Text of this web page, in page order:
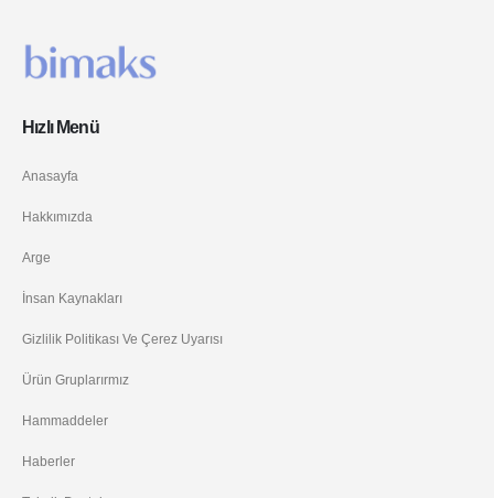
Hızlı Menü
Anasayfa
Hakkımızda
Arge
İnsan Kaynakları
Gizlilik Politikası Ve Çerez Uyarısı
Ürün Gruplarırmız
Hammaddeler
Haberler